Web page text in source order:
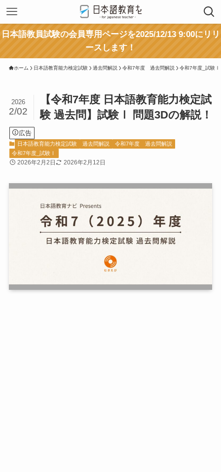
日本語教員試験の会員専用ページを2025/12/13 9:00にリリ
ースします！
ホーム 日本語教育能力検定試験 過去問解説 令和7年度 過去問解説 令和7年度_試験Ⅰ
【令和7年度 日本語教育能力検定試
験 過去問】試験Ⅰ 問題3Dの解説！
2026
2/02
広告
日本語教育能力検定試験 過去問解説
令和7年度 過去問解説
令和7年度_試験Ⅰ
2026年2月2日 2026年2月12日